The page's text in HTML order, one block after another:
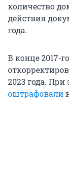
количество
действия
года.
В конце 2017-
2023 года. При
оштрафовали